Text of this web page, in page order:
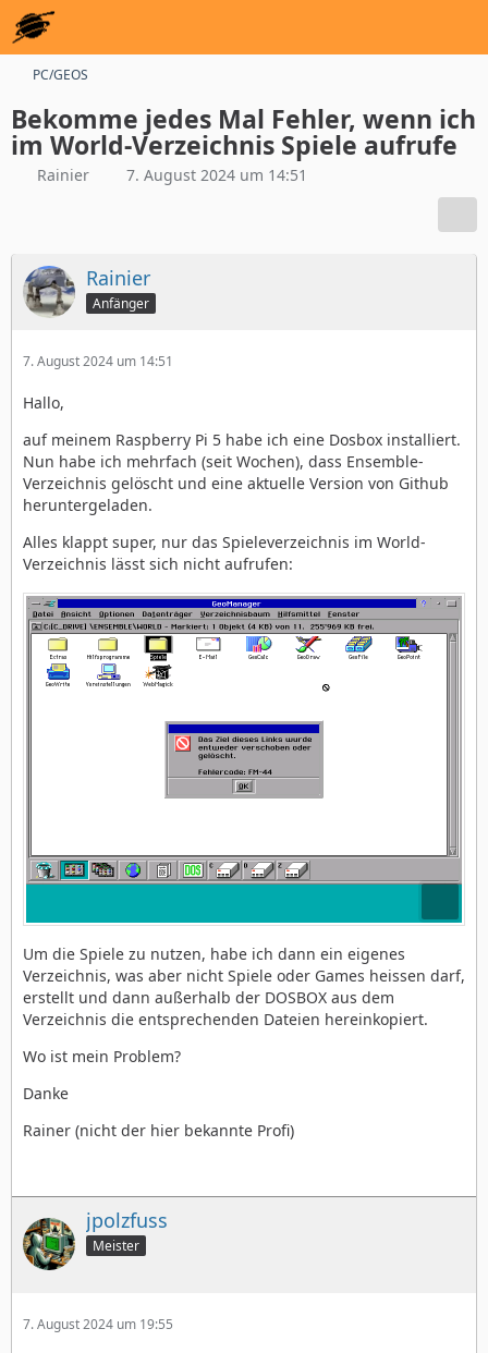
PC/GEOS
Bekomme jedes Mal Fehler, wenn ich
im World-Verzeichnis Spiele aufrufe
Rainier 7. August 2024 um 14:51
Rainier
Anfänger
7. August 2024 um 14:51
Hallo,
auf meinem Raspberry Pi 5 habe ich eine Dosbox installiert.
Nun habe ich mehrfach (seit Wochen), dass Ensemble-
Verzeichnis gelöscht und eine aktuelle Version von Github
heruntergeladen.
Alles klappt super, nur das Spieleverzeichnis im World-
Verzeichnis lässt sich nicht aufrufen:
Um die Spiele zu nutzen, habe ich dann ein eigenes
Verzeichnis, was aber nicht Spiele oder Games heissen darf,
erstellt und dann außerhalb der DOSBOX aus dem
Verzeichnis die entsprechenden Dateien hereinkopiert.
Wo ist mein Problem?
Danke
Rainer (nicht der hier bekannte Profi)
jpolzfuss
Meister
7. August 2024 um 19:55